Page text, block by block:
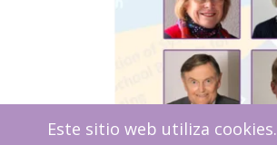
Este sitio web utiliza cookies.